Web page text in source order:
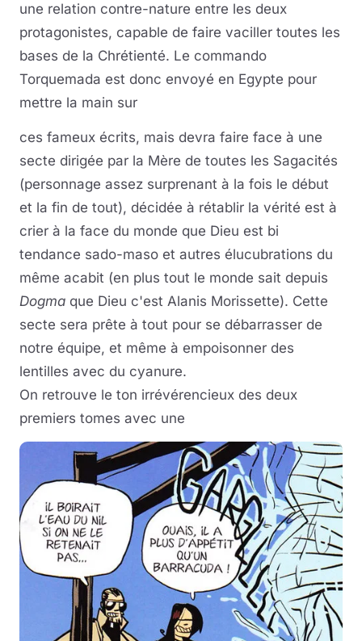
une relation contre-nature entre les deux
protagonistes, capable de faire vaciller toutes les
bases de la Chrétienté. Le commando
Torquemada est donc envoyé en Egypte pour
mettre la main sur
ces fameux écrits, mais devra faire face à une
secte dirigée par la Mère de toutes les Sagacités
(personnage assez surprenant à la fois le début
et la fin de tout), décidée à rétablir la vérité est à
crier à la face du monde que Dieu est bi
tendance sado-maso et autres élucubrations du
même acabit (en plus tout le monde sait depuis
Dogma que Dieu c'est Alanis Morissette). Cette
secte sera prête à tout pour se débarrasser de
notre équipe, et même à empoisonner des
lentilles avec du cyanure.
On retrouve le ton irrévérencieux des deux
premiers tomes avec une